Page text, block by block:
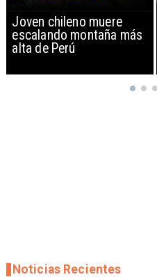
Brasil reduce contacto
diplomático con
Argentina por dichos de
Noticias Recientes